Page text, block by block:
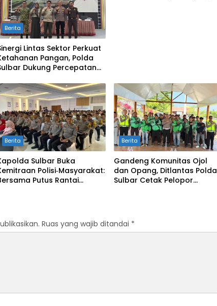
Berita
Lintas Sektor Perkuat
Pangan, Polda
Dukung Percepatan
Berita
Sulbar Buka
Polisi‑Masyarakat:
Putus Rantai
Berita
Gandeng Komunitas Ojol
dan Opang, Ditlantas Polda
Sulbar Cetak Pelopor
Ruas yang wajib ditandai *